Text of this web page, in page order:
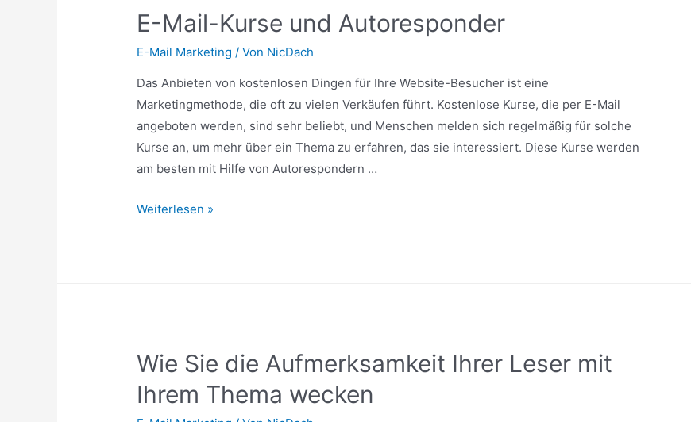
von
zielgerichtetem
Traffic
mit
“T.O.D.”
E-Mail-Kurse und Autoresponder
E-Mail Marketing / Von NicDach
Das Anbieten von kostenlosen Dingen für Ihre Website-Besucher ist eine
Marketingmethode, die oft zu vielen Verkäufen führt. Kostenlose Kurse, die per E-Mail
angeboten werden, sind sehr beliebt, und Menschen melden sich regelmäßig für solche
Kurse an, um mehr über ein Thema zu erfahren, das sie interessiert. Diese Kurse werden
am besten mit Hilfe von Autorespondern …
E-
Weiterlesen »
Wie Sie die Aufmerksamkeit Ihrer Leser mit
Ihrem Thema wecken